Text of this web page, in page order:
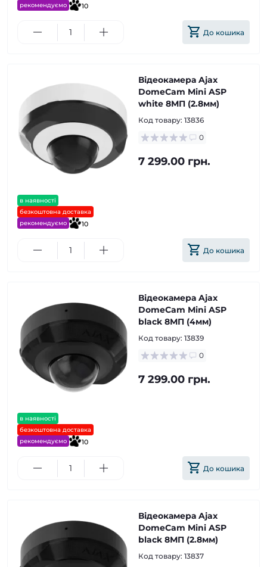
рекомендуємо
10
До кошика
в наявності
безкоштовна доставка
рекомендуємо
10
Відеокамера Ajax
DomeCam Mini ASP
white 8МП (2.8мм)
Код товару: 13836
0
7 299.00 грн.
До кошика
в наявності
безкоштовна доставка
рекомендуємо
10
Відеокамера Ajax
DomeCam Mini ASP
black 8МП (4мм)
Код товару: 13839
0
7 299.00 грн.
До кошика
Відеокамера Ajax
DomeCam Mini ASP
black 8МП (2.8мм)
Код товару: 13837